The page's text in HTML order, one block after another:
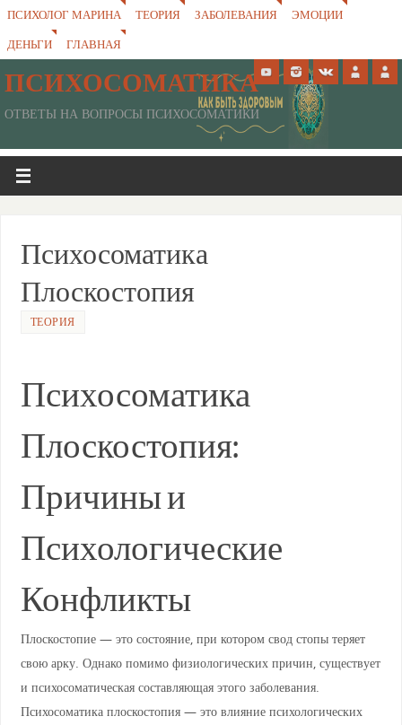
ПСИХОЛОГ МАРИНА ТЕОРИЯ ЗАБОЛЕВАНИЯ
ЭМОЦИИ
ДЕНЬГИ
ГЛАВНАЯ
ПСИХОСОМАТИКА
ОТВЕТЫ НА ВОПРОСЫ ПСИХОСОМАТИКИ
Психосоматика
Плоскостопия
ТЕОРИЯ
Психосоматика
Плоскостопия:
Причины и
Психологические
Конфликты
Плоскостопие — это состояние, при котором свод стопы теряет
свою арку. Однако помимо физиологических причин, существует
и психосоматическая составляющая этого заболевания.
Психосоматика плоскостопия — это влияние психологических